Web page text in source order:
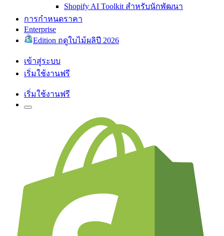
Shopify AI Toolkit สำหรับนักพัฒนา
การกำหนดราคา
Enterprise
Edition ฤดูใบไม้ผลิปี 2026
เข้าสู่ระบบ
เริ่มใช้งานฟรี
เริ่มใช้งานฟรี